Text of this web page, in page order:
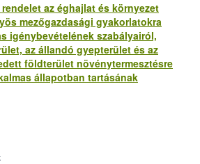
rendelet az éghajlat és környezet
mezőgazdasági gyakorlatokra
igénybevételének szabályairól,
az állandó gyepterület és az
földterület növénytermesztésre
állapotban tartásának